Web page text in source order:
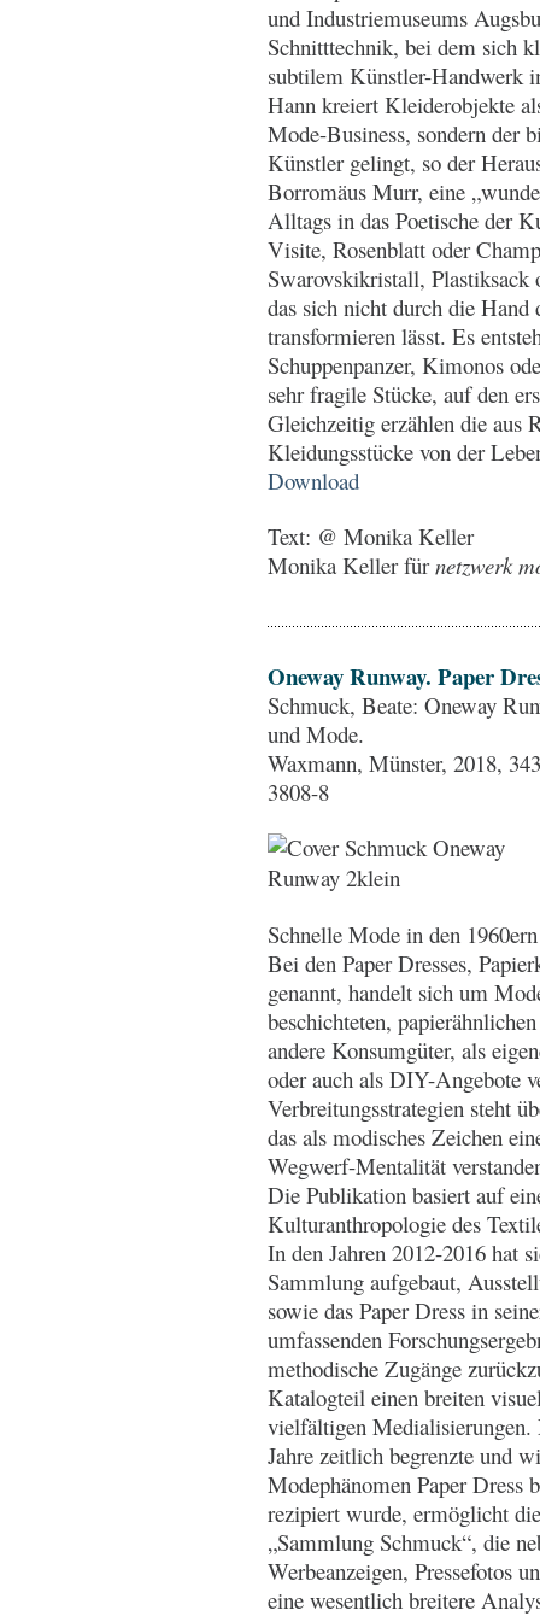
und Industriemuseums
Schnitttechnik, bei dem sich
subtilem Künstler-Handwerk
Hann kreiert Kleiderobjekte
Mode-Business, sondern der
Künstler gelingt, so der
Borromäus Murr, eine
Alltags in das Poetische der
Visite, Rosenblatt oder
Swarovskikristall, Plastiksack
das sich nicht durch die
transformieren lässt. Es
Schuppenpanzer, Kimonos
sehr fragile Stücke, auf den
Gleichzeitig erzählen die aus
Kleidungsstücke von der
Download
Text: @ Monika Keller
Monika Keller fürnetzwerk
Oneway Runway. Paper
Schmuck, Beate: Oneway
und Mode.
Waxmann, Münster, 2018,
3808-8
Schnelle Mode in den
Bei den Paper Dresses,
genannt, handelt sich um
beschichteten,
andere Konsumgüter, als
oder auch als DIY-Angebote
Verbreitungsstrategien steht
das als modisches Zeichen
Wegwerf-Mentalität
Die Publikation basiert auf
Kulturanthropologie des
In den Jahren 2012-2016 hat
Sammlung aufgebaut,
sowie das Paper Dress in
umfassenden
methodische Zugänge
Katalogteil einen breiten
vielfältigen Medialisierungen.
Jahre zeitlich begrenzte und
Modephänomen Paper Dress
rezipiert wurde, ermöglicht
„Sammlung Schmuck“, die
Werbeanzeigen, Pressefotos
eine wesentlich breitere